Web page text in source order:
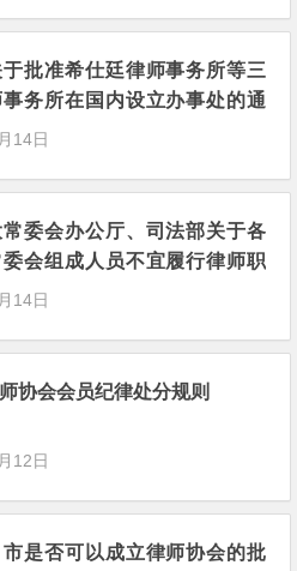
批准希仕廷律师事务所等三
务所在国内设立办事处的通
14日
委会办公厅、司法部关于各
会组成人员不宜履行律师职
14日
协会会员纪律处分规则
12日
是否可以成立律师协会的批